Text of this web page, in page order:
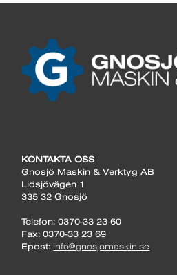
KONTAKTA OSS
Gnosjö Maskin & Verktyg AB
Lidsjövägen 1
335 32 Gnosjö
Telefon: 0370-33 23 60
Fax: 0370-33 23 69
Epost: info@gnosjomaskin.se